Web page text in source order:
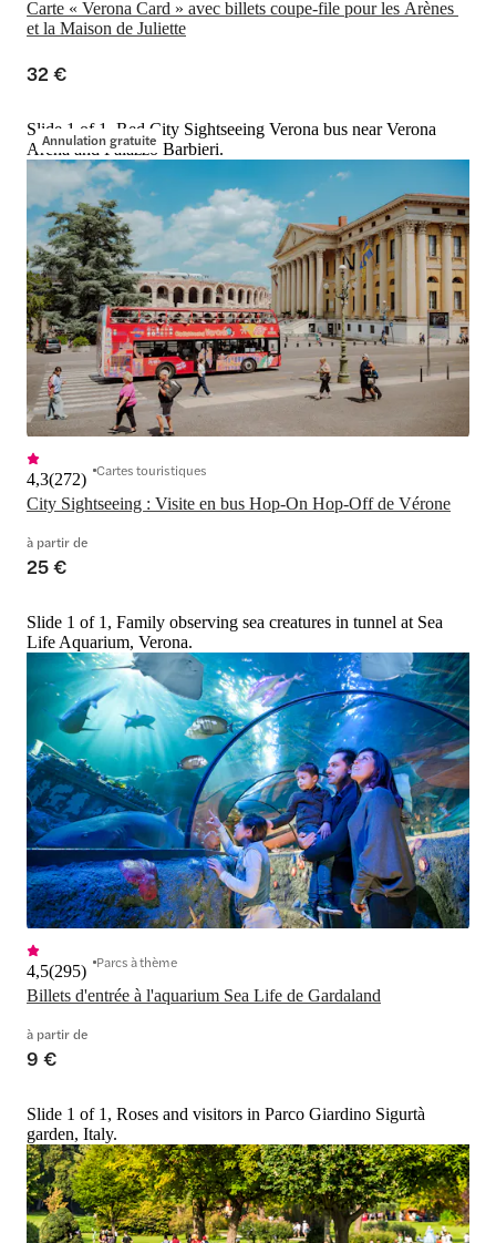
Carte « Verona Card » avec billets coupe-file pour les Arènes
et la Maison de Juliette
32 €
Annulation gratuite
Slide 1 of 1, Red City Sightseeing Verona bus near Verona
Arena and Palazzo Barbieri.
City Sightseeing : Visite en bus Hop-On Hop-Off de Vérone
4,3(272) Cartes touristiques
à partir de
25 €
Slide 1 of 1, Family observing sea creatures in tunnel at Sea
Life Aquarium, Verona.
Billets d'entrée à l'aquarium Sea Life de Gardaland
4,5(295) Parcs à thème
à partir de
9 €
Slide 1 of 1, Roses and visitors in Parco Giardino Sigurtà
garden, Italy.